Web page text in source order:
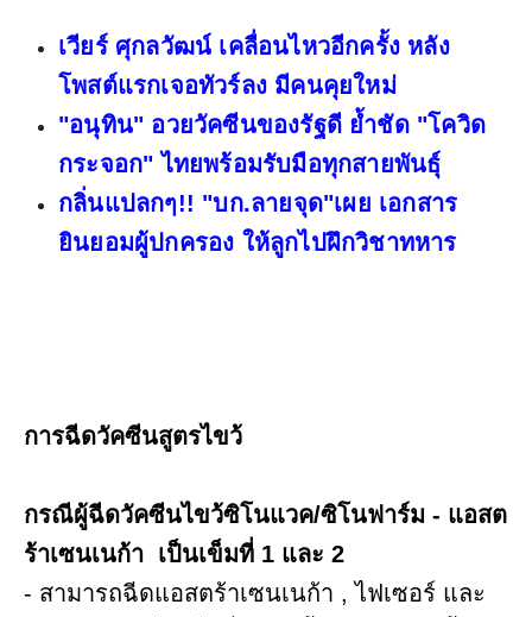
เวียร์ ศุกลวัฒน์ เคลื่อนไหวอีกครั้ง หลัง
โพสต์แรกเจอทัวร์ลง มีคนคุยใหม่
"อนุทิน" อวยวัคซีนของรัฐดี ย้ำชัด "โควิด
กระจอก" ไทยพร้อมรับมือทุกสายพันธุ์
กลิ่นแปลกๆ!! "บก.ลายจุด"เผย เอกสาร
ยินยอมผู้ปกครอง ให้ลูกไปฝึกวิชาทหาร
การฉีดวัคซีนสูตรไขว้
กรณีผู้ฉีดวัคซีนไขว้ซิโนแวค/ซิโนฟาร์ม - แอสต
ร้าเซนเนก้า เป็นเข็มที่ 1 และ 2
- สามารถฉีดแอสตร้าเซนเนก้า , ไฟเซอร์ และ